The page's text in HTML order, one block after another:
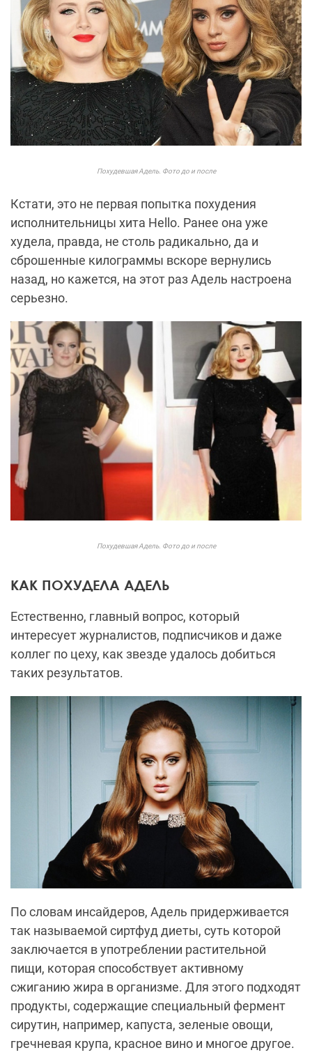
Похудевшая Адель. Фото до и после
Кстати, это не первая попытка похудения
исполнительницы хита Hello. Ранее она уже
худела, правда, не столь радикально, да и
сброшенные килограммы вскоре вернулись
назад, но кажется, на этот раз Адель настроена
серьезно.
Похудевшая Адель. Фото до и после
КАК ПОХУДЕЛА АДЕЛЬ
Естественно, главный вопрос, который
интересует журналистов, подписчиков и даже
коллег по цеху, как звезде удалось добиться
таких результатов.
По словам инсайдеров, Адель придерживается
так называемой сиртфуд диеты, суть которой
заключается в употреблении растительной
пищи, которая способствует активному
сжиганию жира в организме. Для этого подходят
продукты, содержащие специальный фермент
сирутин, например, капуста, зеленые овощи,
гречневая крупа, красное вино и многое другое.